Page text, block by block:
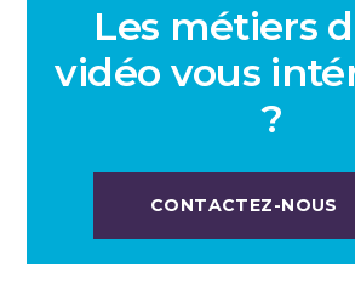
Les métiers
vidéo vous
?
CONTACTEZ-NOUS